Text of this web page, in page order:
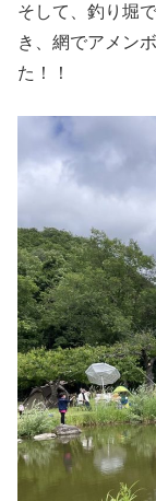
そして、釣り堀
き、網でアメン
た！！